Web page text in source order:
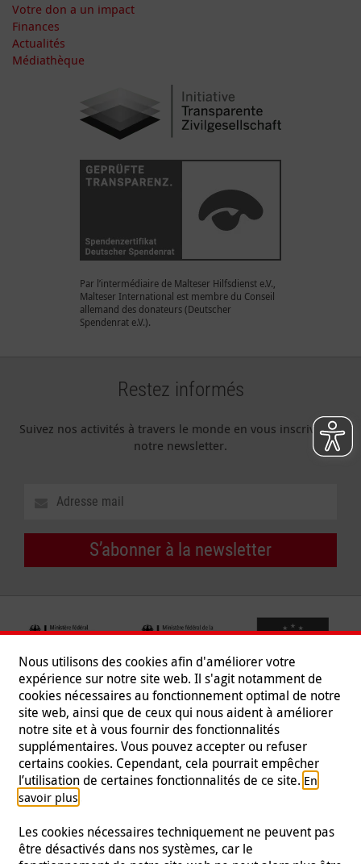
Votre don a un impact
Finances
Actualités
Médiathèque
Par l’intermédiaire de Malteser Hilfsdienst e.V.,
Malteser International est membre du Conseil
allemand des donateurs (Deutscher
Spendenrat e.V.).
Restez informés
Suivez nos activités à travers le monde en vous inscrivant à
notre newsletter.
S’abonner à la newsletter
Suivez-nous
Nous utilisons des cookies afin d'améliorer votre
expérience sur notre site web. Il s'agit notamment de
cookies nécessaires au fonctionnement optimal de notre
site web, ainsi que de ceux qui nous aident à améliorer
notre site et à vous fournir des fonctionnalités
supplémentaires. Vous pouvez accepter ou refuser
certains cookies. Cependant, cela pourrait empêcher
l’utilisation de certaines fonctionnalités de ce site. En
savoir plus.
Les cookies nécessaires techniquement ne peuvent pas
être désactivés dans nos systèmes, car le